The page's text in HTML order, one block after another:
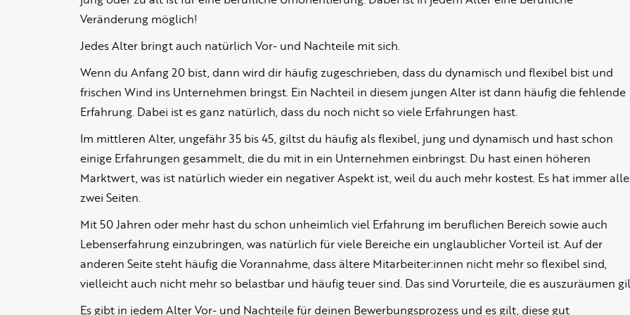
Veränderung möglich!
Jedes Alter bringt auch natürlich Vor- und Nachteile mit sich.
Wenn du Anfang 20 bist, dann wird dir häufig zugeschrieben, dass du dynamisch und flexibel bist und
frischen Wind ins Unternehmen bringst. Ein Nachteil in diesem jungen Alter ist dann häufig die fehlende
Erfahrung. Dabei ist es ganz natürlich, dass du noch nicht so viele Erfahrungen hast.
Im mittleren Alter, ungefähr 35 bis 45, giltst du häufig als flexibel, jung und dynamisch und hast schon
einige Erfahrungen gesammelt, die du mit in ein Unternehmen einbringst. Du hast einen höheren
Marktwert, was ist natürlich wieder ein negativer Aspekt ist, weil du auch mehr kostest. Es hat immer
zwei Seiten.
Mit 50 Jahren oder mehr hast du schon unheimlich viel Erfahrung im beruflichen Bereich sowie auch
Lebenserfahrung einzubringen, was natürlich für viele Bereiche ein unglaublicher Vorteil ist. Auf der
anderen Seite steht häufig die Vorannahme, dass ältere Mitarbeiter:innen nicht mehr so flexibel sind,
vielleicht auch nicht mehr so belastbar und häufig teuer sind. Das sind Vorurteile, die es auszuräumen
Es gibt in jedem Alter Vor- und Nachteile für deinen Bewerbungsprozess und es gilt, diese gut